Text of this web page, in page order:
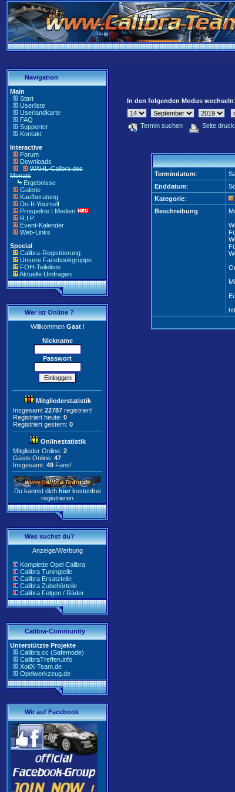
Navigation
Main
Start
Userliste
Userlandkarte
FAQ
Supporter
Kontakt
Interactive
Forum
Downloads
WAHL-Calibra des
Monats
Ergebnisse
Galerie
Kaufberatung
Do-It-Yourself
Prospekte | Medien
R.I.P.
Event-Kalender
Web-Links
Special
Calibra-Registrierung
Unsere Facebookgruppe
FOH-Teileliste
Aktuelle Umfragen
Wer ist Online ?
WillkommenGast!
Nickname
Passwort
Mitgliederstatistik
Insgesamt 22787 registriert!
Registriert heute: 0
Registriert gestern: 0
Onlinestatistik
Mitglieder Online: 2
Gäste Online: 47
Insgesamt: 49 Fans!
Du kannst dich hier kostenfrei
registrieren
Was suchst du?
Anzeige/Werbung
Komplette Opel Calibra
Calibra Tuningteile
Calibra Ersatzteile
Calibra Zubehörteile
Calibra Felgen / Räder
Calibra-Community
Unterstützte Projekte
Calibra.cc (Safemode)
CalibraTreffen.info
XotiX-Team.de
Opelwerkzeug.de
Wir auf Facebook
In den folgenden Modus wechseln:
Termin suchen Seite
Termindatum:
Enddatum:
Kategorie:
Beschreibung: